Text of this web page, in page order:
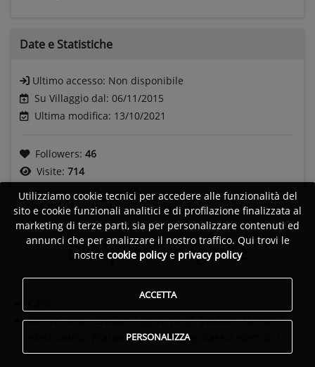
Date e Statistiche
Ultimo accesso: Non disponibile
Su Villaggio dal: 06/11/2015
Ultima modifica: 13/10/2021
Followers: 46
Visite: 714
Discipline insegnate
Strumento: Chitarra (generica), Violino, Tastiera
elettronica, Pianoforte, Batteria, Basso elettrico
Utilizziamo cookie tecnici per accedere alle funzionalità del
sito e cookie funzionali analitici e di profilazione finalizzata al
marketing di terze parti, sia per personalizzare contenuti ed
annunci che per analizzare il nostro traffico. Qui trovi le
nostre cookie policye privacy policy
ACCETTA
PERSONALIZZA